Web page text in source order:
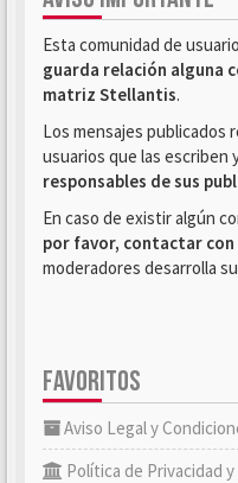
Esta comunidad de
guarda relación alguna
matriz Stellantis.
Los mensajes publicados
usuarios que las escriben
responsables de sus
En caso de existir algún
por favor, contactar
moderadores desarrolla
FAVORITOS
Aviso Legal y
Política de Privacidad